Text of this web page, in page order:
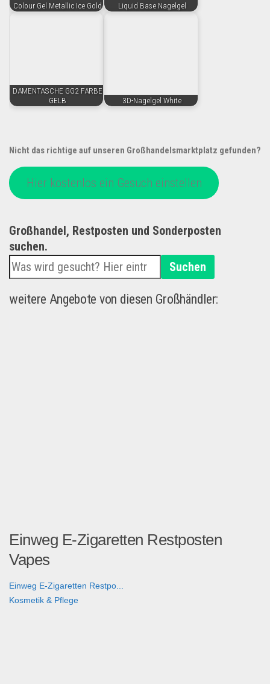
Colour Gel Metallic Ice Gold Liquid Base Nagelgel
DAMENTASCHE GG2 FARBE
GELB
3D-Nagelgel White
Nicht das richtige auf unseren Großhandelsmarktplatz gefunden?
Hier kostenlos ein Gesuch einstellen
Großhandel, Restposten und Sonderposten
suchen.
Suchen
weitere Angebote von diesen Großhändler:
Einweg E-Zigaretten Restposten
Vapes
Einweg E-Zigaretten Restpo...
Kosmetik & Pflege